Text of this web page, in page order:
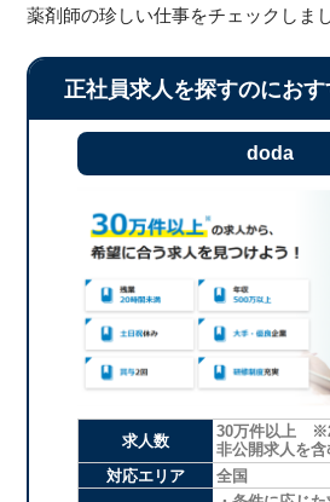
薬剤師の珍しい仕事をチェックしま
正社員求人を探すのにお
doda
求人数
30万件以上
非公開求人を含
対応エリア
全国